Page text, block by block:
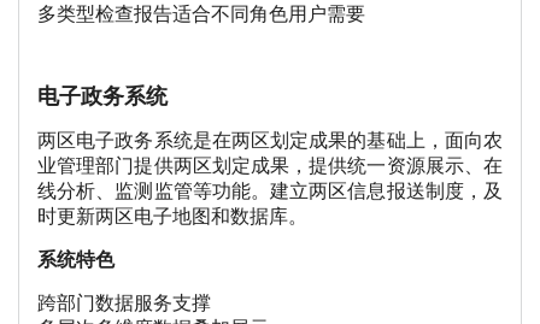
多类型检查报告适合不同角色用户需要
电子政务系统
两区电子政务系统是在两区划定成果的基础上，面向农
业管理部门提供两区划定成果，提供统一资源展示、在
线分析、监测监管等功能。建立两区信息报送制度，及
时更新两区电子地图和数据库。
系统特色
跨部门数据服务支撑